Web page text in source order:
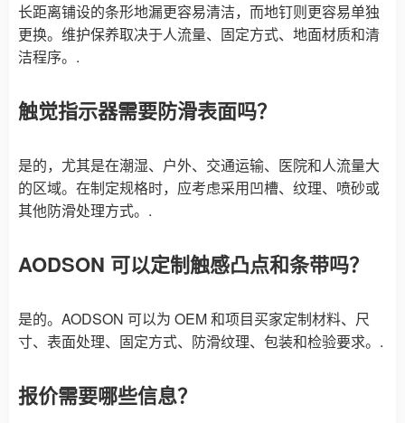
长距离铺设的条形地漏更容易清洁，而地钉则更容易单独
更换。维护保养取决于人流量、固定方式、地面材质和清
洁程序。.
触觉指示器需要防滑表面吗？
是的，尤其是在潮湿、户外、交通运输、医院和人流量大
的区域。在制定规格时，应考虑采用凹槽、纹理、喷砂或
其他防滑处理方式。.
AODSON 可以定制触感凸点和条带吗？
是的。AODSON 可以为 OEM 和项目买家定制材料、尺
寸、表面处理、固定方式、防滑纹理、包装和检验要求。.
报价需要哪些信息？